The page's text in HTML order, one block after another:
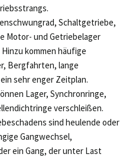
Schaltgetriebe,
Motor- und Getriebelager
kommen häufige
Bergfahrten, lange
sehr enger Zeitplan.
Lager, Synchronringe,
verschleißen.
sind heulende oder
Gangwechsel,
ein Gang, der unter Last